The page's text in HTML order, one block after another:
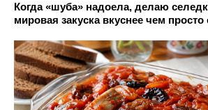
Когда «шуба» надоела, делаю
мировая закуска вкуснее чем просто